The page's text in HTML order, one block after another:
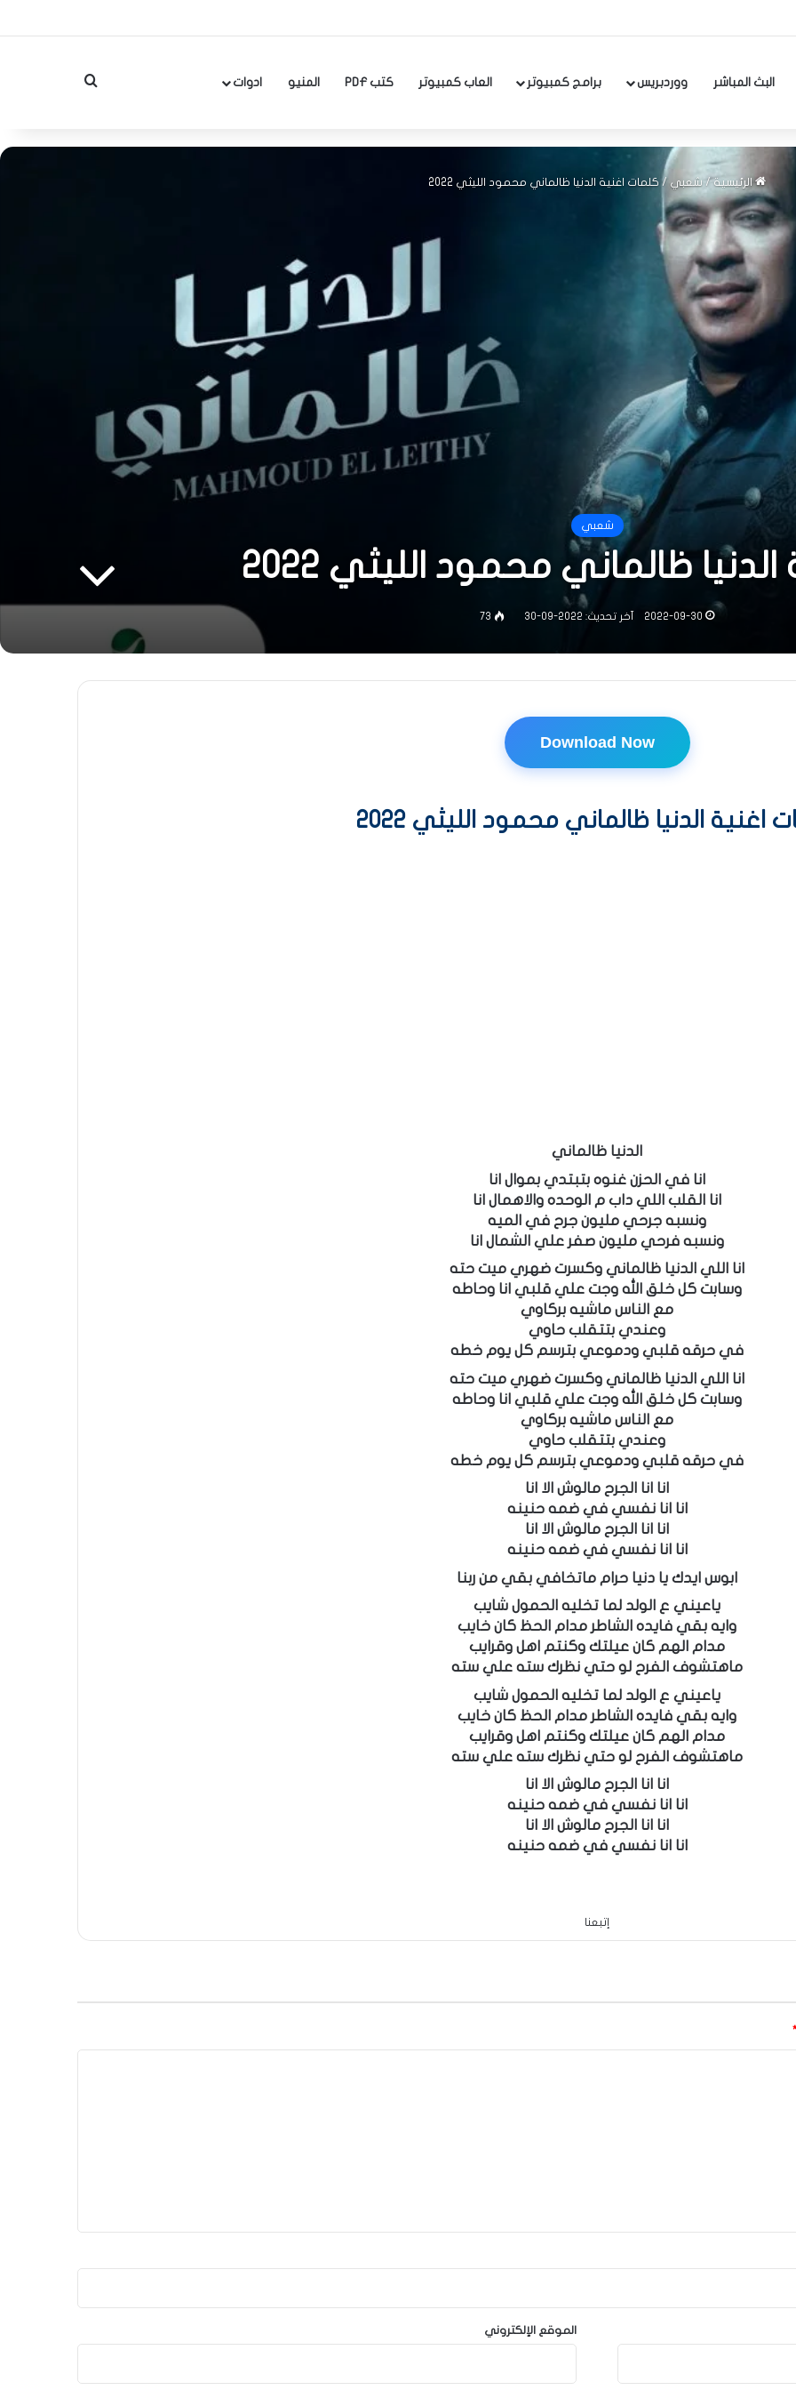
البث المباشر ووردبريس برامج كمبيوتر العاب كمبيوتر كتب PDF المنيو ادوات بحث عن
الرئيسية / شعبي / كلمات اغنية الدنيا ظالماني محمود الليثي 2022
شعبي
ظالماني محمود الليثي 2022
2022-09-30 آخر تحديث: 2022-09-30 73
Download Now
اغنية الدنيا ظالماني محمود الليثي 2022
الدنيا ظالماني
انا في الحزن غنوه بتبتدي بموال انا
انا القلب اللي داب م الوحده والاهمال انا
ونسبه جرحي مليون جرح في الميه
ونسبه فرحي مليون صفر علي الشمال انا
انا اللي الدنيا ظالماني وكسرت ضهري ميت حته
وسابت كل خلق الله وجت علي قلبي انا وحاطه
مع الناس ماشيه بركاوي
وعندي بتتقلب حاوي
في حرقه قلبي ودموعي بترسم كل يوم خطه
انا اللي الدنيا ظالماني وكسرت ضهري ميت حته
وسابت كل خلق الله وجت علي قلبي انا وحاطه
مع الناس ماشيه بركاوي
وعندي بتتقلب حاوي
في حرقه قلبي ودموعي بترسم كل يوم خطه
انا انا الجرح مالوش الا انا
انا انا نفسي في ضمه حنينه
انا انا الجرح مالوش الا انا
انا انا نفسي في ضمه حنينه
ابوس ايدك يا دنيا حرام ماتخافي بقي من ربنا
ياعيني ع الولد لما تخليه الحمول شايب
وايه بقي فايده الشاطر مدام الحظ كان خايب
مدام الهم كان عيلتك وكنتم اهل وقرايب
ماهتشوف الفرح لو حتي نظرك سته علي سته
ياعيني ع الولد لما تخليه الحمول شايب
وايه بقي فايده الشاطر مدام الحظ كان خايب
مدام الهم كان عيلتك وكنتم اهل وقرايب
ماهتشوف الفرح لو حتي نظرك سته علي سته
انا انا الجرح مالوش الا انا
انا انا نفسي في ضمه حنينه
انا انا الجرح مالوش الا انا
انا انا نفسي في ضمه حنينه
إتبعنا
الموقع الإلكتروني